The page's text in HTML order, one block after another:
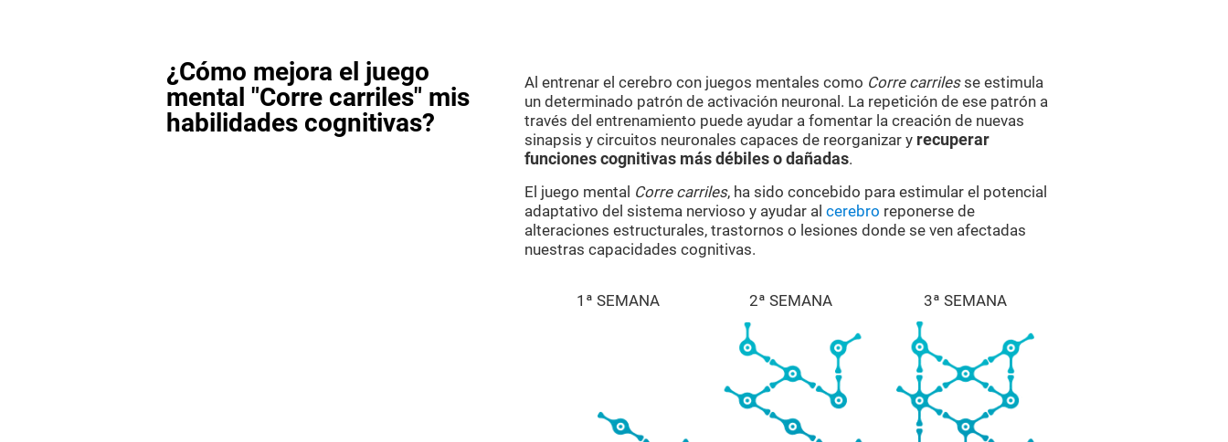
¿Cómo mejora el juego
mental "Corre carriles" mis
habilidades cognitivas?
Al entrenar el cerebro con juegos mentales como Corre carrilesse estimula
un determinado patrón de activación neuronal. La repetición de ese patrón a
través del entrenamiento puede ayudar a fomentar la creación de nuevas
sinapsis y circuitos neuronales capaces de reorganizar y recuperar
funciones cognitivas más débiles o dañadas.
El juego mental Corre carriles, ha sido concebido para estimular el potencial
adaptativo del sistema nervioso y ayudar al cerebro reponerse de
alteraciones estructurales, trastornos o lesiones donde se ven afectadas
nuestras capacidades cognitivas.
1ª SEMANA 2ª SEMANA 3ª SEMANA